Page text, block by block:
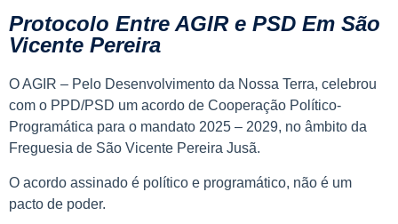
Protocolo Entre AGIR e PSD Em São
Vicente Pereira
O AGIR – Pelo Desenvolvimento da Nossa Terra, celebrou
com o PPD/PSD um acordo de Cooperação Político-
Programática para o mandato 2025 – 2029, no âmbito da
Freguesia de São Vicente Pereira Jusã.
O acordo assinado é político e programático, não é um
pacto de poder.